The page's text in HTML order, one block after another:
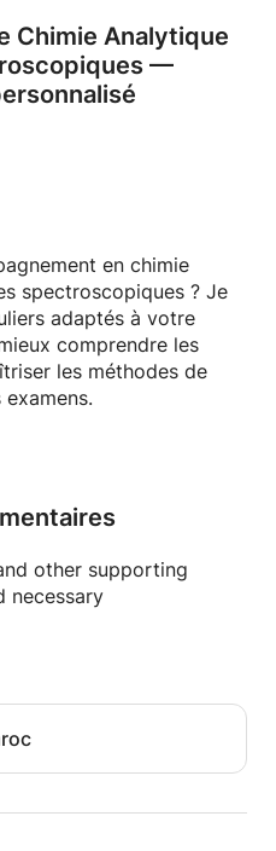
Chimie Analytique
—
en chimie
spectroscopiques ? Je
adaptés à votre
comprendre les
les méthodes de
explications claires,
notamment sur les
analytique, les
ainsi que les
réserver un cours,
other supporting
necessary